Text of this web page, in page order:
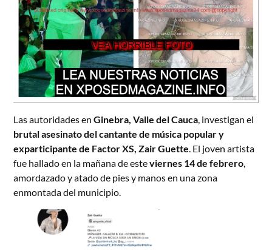
Las autoridades enGinebra, Valle del Cauca , investigan el
brutal asesinato del cantante de música popular y
exparticipante de Factor XS, Zair Guette . El joven artista
fue hallado en la mañana de esteviernes 14 de febrero
amordazado y atado de pies y manos en una zona
enmontada del municipio.